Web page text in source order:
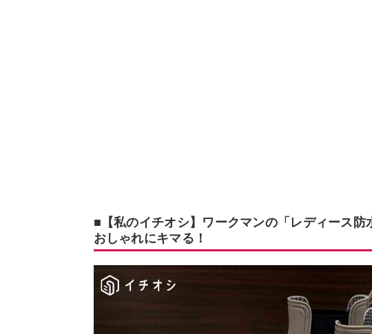
■【私のイチオシ】ワークマンの「レディース
おしゃれにキマる！